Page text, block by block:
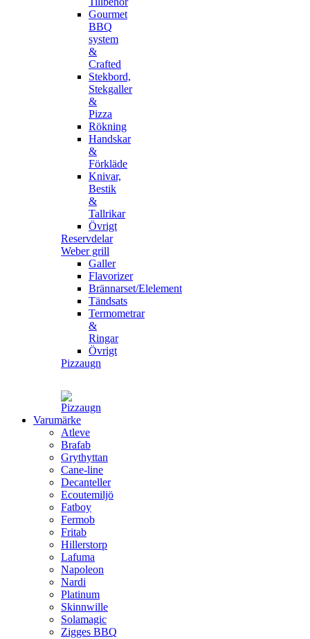
Gourmet
BBQ
system
&
Crafted
Stekbord,
Stekgaller
&
Pizza
Rökning
Handskar
&
Förkläde
Knivar,
Bestik
&
Tallrikar
Övrigt
Reservdelar
Weber grill
Galler
Flavorizer
Brännarset/Elelement
Tändsats
Termometrar
&
Ringar
Övrigt
Pizzaugn
Varumärke
Atleve
Brafab
Grythyttan
Cane-line
Decanteller
Ecoutemiljö
Fatboy
Fermob
Fritab
Hillerstorp
Lafuma
Napoleon
Nardi
Platinum
Skinnwille
Solamagic
Zigges BBQ